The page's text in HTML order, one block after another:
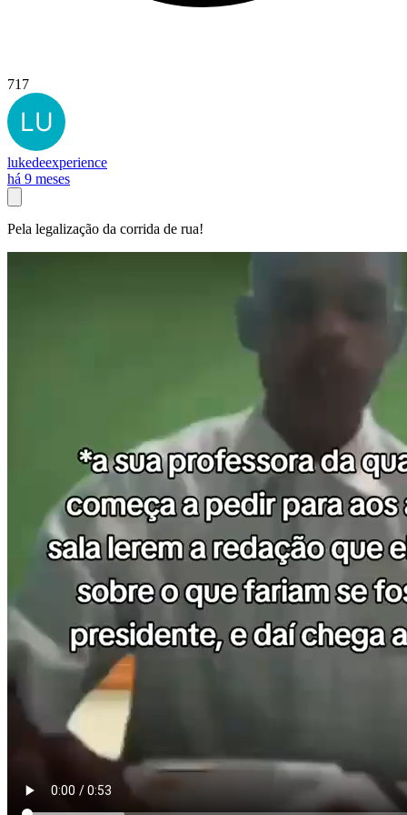
717
lukedeexperience
há 9 meses
Pela legalização da corrida de rua!